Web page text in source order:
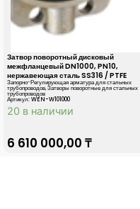
Затвор поворотный дисковый
межфланцевый DN1000, PN10,
нержавеющая сталь SS316 / PTFE
Запорно-Регулирующая арматура для стальных
трубопроводов,Затворы поворотные для стальных
трубопроводов
Артикул: WEN-W101000
20 в наличии
6 610 000,00 ₸